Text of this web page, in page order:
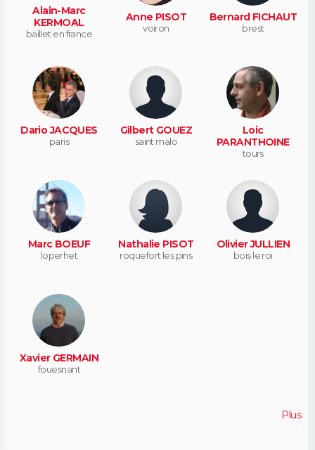
Alain-Marc
KERMOAL
baillet en france
Anne PISOT
voiron
Bernard FICHAUT
brest
Dario JACQUES
paris
Gilbert GOUEZ
saint malo
Loic
PARANTHOINE
tours
Marc BOEUF
loperhet
Nathalie PISOT
roquefort les pins
Olivier JULLIEN
bois le roi
Xavier GERMAIN
fouesnant
Plus